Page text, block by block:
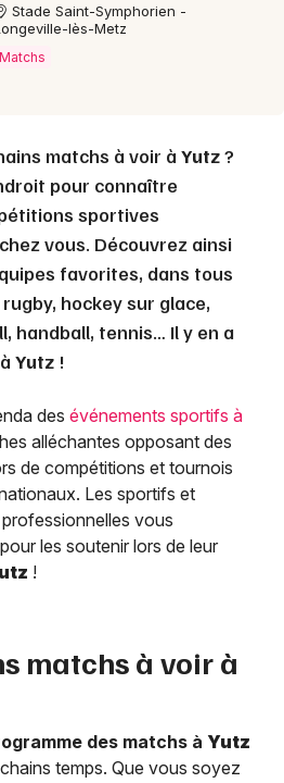
m'abonne
Stade Saint-Symphorien -
lès-Metz
Matchs
matchs à voir à Yutz?
pour connaître
sportives
vous. Découvrez ainsi
favorites, dans tous
hockey sur glace,
handball, tennis… Il y en a
Yutz !
des événements sportifs à
alléchantes opposant des
de compétitions et tournois
Les sportifs et
vous
les soutenir lors de leur
!
matchs à voir à
des matchs à Yutz
temps. Que vous soyez